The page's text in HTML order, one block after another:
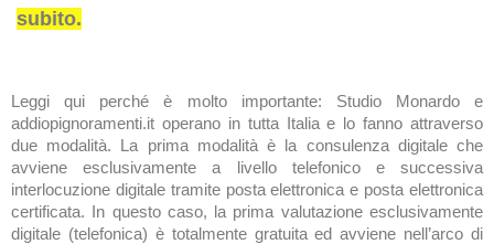
subito.
Leggi qui perché è molto importante: Studio Monardo e
addiopignoramenti.it operano in tutta Italia e lo fanno attraverso
due modalità. La prima modalità è la consulenza digitale che
avviene esclusivamente a livello telefonico e successiva
interlocuzione digitale tramite posta elettronica e posta elettronica
certificata. In questo caso, la prima valutazione esclusivamente
digitale (telefonica) è totalmente gratuita ed avviene nell’arco di